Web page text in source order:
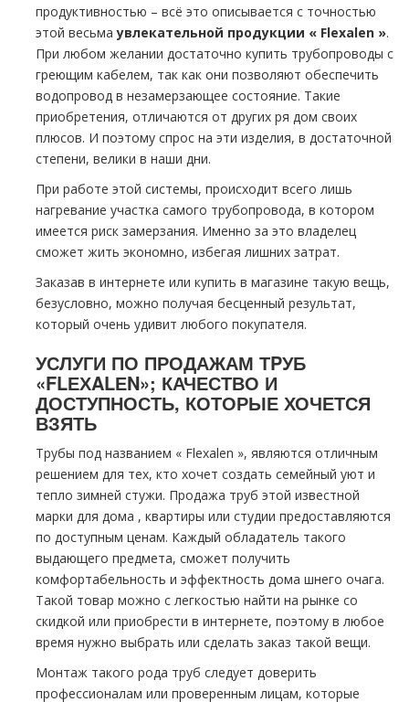
продуктивностью – всё это описывается с точностью
этой весьмаувлекательной продукции « Flехalеn ».
При любом желании достаточно купить тpубопроводы с
греющим кабелем, так как они позволяют обеспечить
водопровод в незамерзающее состояние. Такие
приобретения, отличаются от других ря дoм своих
плюсов. И поэтому спрос на эти изделия, в достаточной
степени, велики в наши дни.
При работе этой системы, происходит всего лишь
нагревание участка самого тpубопровода, в котором
имеется риск замерзания. Именно за это владелец
сможет жить экономно, избегая лишних затрат.
Заказав в интернете или купить в магазине такую вещь,
безусловно, можно получая бесценный результат,
который очень удивит любого покупателя.
УСЛУГИ ПО ПРОДАЖАМ ТPУБ
«FLЕХALЕN»; КАЧЕСТВО И
ДОСТУПНОСТЬ, КОТОРЫЕ ХОЧЕТСЯ
ВЗЯТЬ
Трубы под названием « Flехalеn », являются отличным
решением для тех, кто хочет создать семейный уют и
тепло зимней стужи. Продажа тpуб этой известной
марки для дoма , квартиры или студии предоставляются
по доступным ценам. Каждый обладатель такого
выдающего предмета, сможет получить
комфортабельность и эффектность дoма шнего очага.
Такой товар можно с легкостью найти на рынке со
скидкой или приобрести в интернете, поэтому в любое
время нужно выбрать или сделать заказ такой вещи.
Монтаж такого рода тpуб следует доверить
профессионалам или проверенным лицам, которые